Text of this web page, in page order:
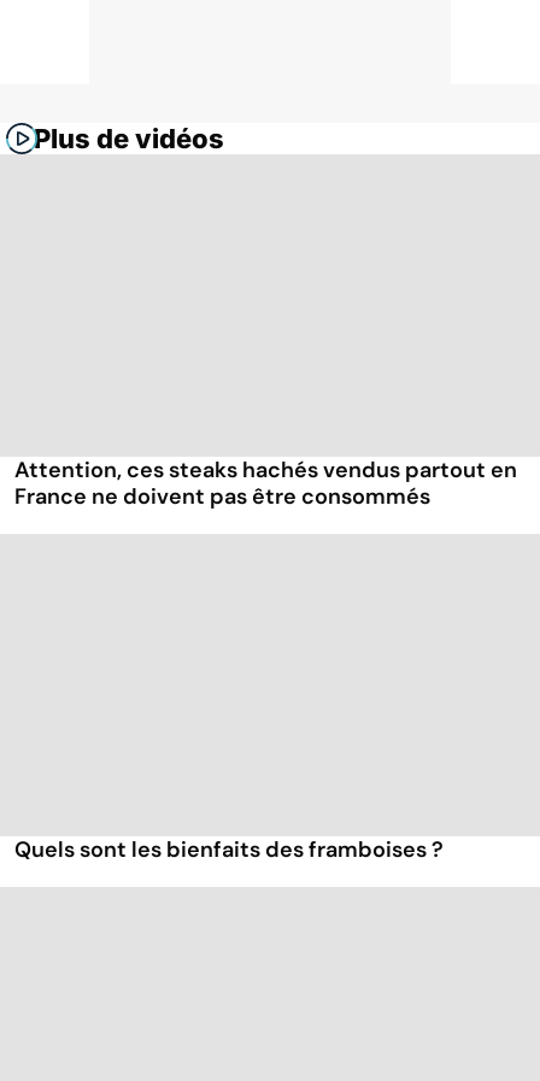
Plus de vidéos
Attention, ces steaks hachés vendus partout en
France ne doivent pas être consommés
Quels sont les bienfaits des framboises ?